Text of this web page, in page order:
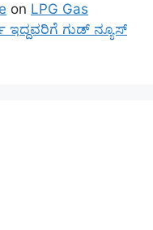
on LPG Gas
ಗುಡ್ ನ್ಯೂಸ್